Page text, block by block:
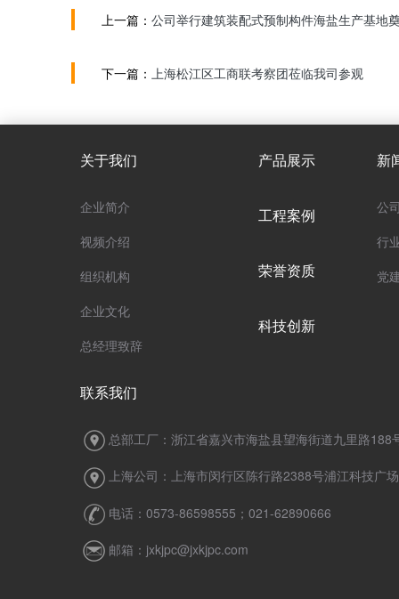
上一篇： 公司举行建筑装配式预制构件海盐生产基地
下一篇： 上海松江区工商联考察团莅临我司参观
关于我们
企业简介
视频介绍
组织机构
企业文化
总经理致辞
产品展示
工程案例
荣誉资质
科技创新
新
公
行
党
联系我们
总部工厂：浙江省嘉兴市海盐县望海街道九里路188
上海公司：上海市闵行区陈行路2388号浦江科技广
电话：0573-86598555；021-62890666
邮箱：jxkjpc@jxkjpc.com